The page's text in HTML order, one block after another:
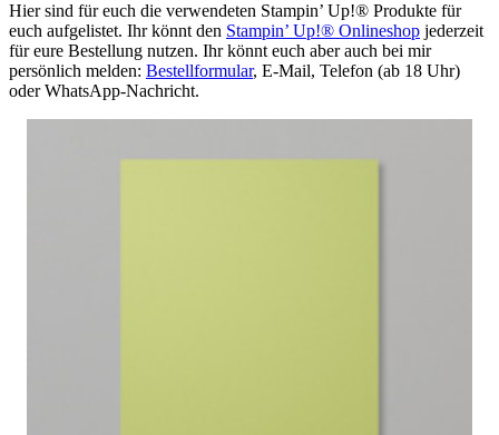
Hier sind für euch die verwendeten Stampin’ Up!® Produkte für
euch aufgelistet. Ihr könnt den Stampin’ Up!® Onlineshop jederzeit
für eure Bestellung nutzen. Ihr könnt euch aber auch bei mir
persönlich melden: Bestellformular, E-Mail, Telefon (ab 18 Uhr)
oder WhatsApp-Nachricht.